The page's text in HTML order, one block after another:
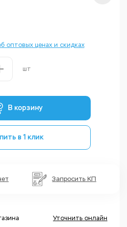
оптовых ценах и скидках
шт
В корзину
в 1 клик
Запросить КП
Уточнить онлайн